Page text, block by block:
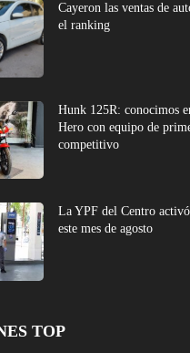
Cayeron las ventas de
el ranking
Hunk 125R: conocimos
Hero con equipo de
competitivo
La YPF del Centro
este mes de agosto
TOP